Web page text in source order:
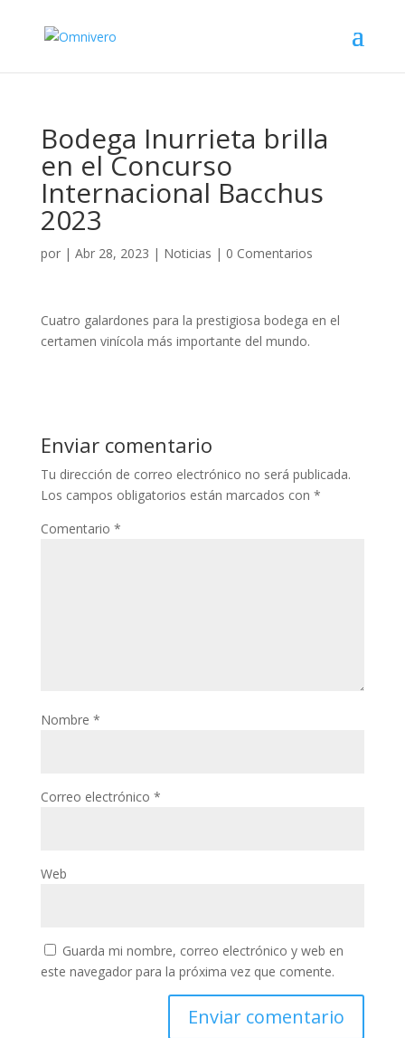
Bodega Inurrieta brilla
en el Concurso
Internacional Bacchus
2023
por | Abr 28, 2023 | Noticias | 0 Comentarios
Cuatro galardones para la prestigiosa bodega en el
certamen vinícola más importante del mundo.
Enviar comentario
Tu dirección de correo electrónico no será publicada.
Los campos obligatorios están marcados con *
Comentario *
Nombre *
Correo electrónico *
Web
Guarda mi nombre, correo electrónico y web en
este navegador para la próxima vez que comente.